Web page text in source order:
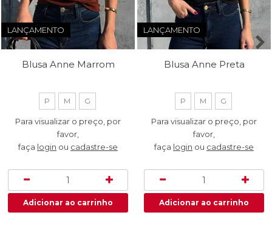
LANÇAMENTO
Blusa Anne Marrom
P M G
Para visualizar o preço, por
favor,
faça login ou cadastre-se
LANÇAMENTO
Blusa Anne Preta
P M G
Para visualizar o preço, por
favor,
faça login ou cadastre-se